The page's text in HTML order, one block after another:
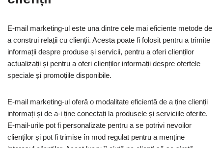
E-mail marketing-ul este una dintre cele mai eficiente metode de
a construi relații cu clienții. Acesta poate fi folosit pentru a trimite
informații despre produse și servicii, pentru a oferi clienților
actualizații și pentru a oferi clienților informații despre ofertele
speciale și promoțiile disponibile.
E-mail marketing-ul oferă o modalitate eficientă de a ține clienții
informați și de a-i ține conectați la produsele și serviciile oferite.
E-mail-urile pot fi personalizate pentru a se potrivi nevoilor
clienților și pot fi trimise în mod regulat pentru a menține